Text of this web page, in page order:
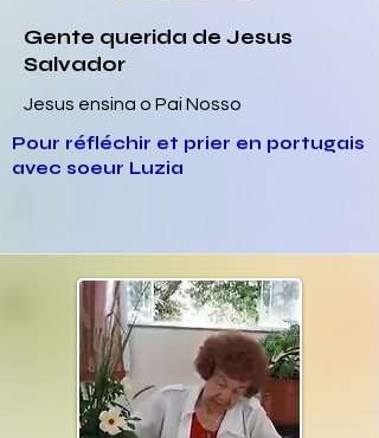
Gente querida de Jesus
Salvador
Jesus ensina o Pai Nosso
Pour réfléchir et prier en portugais
avec soeur Luzia